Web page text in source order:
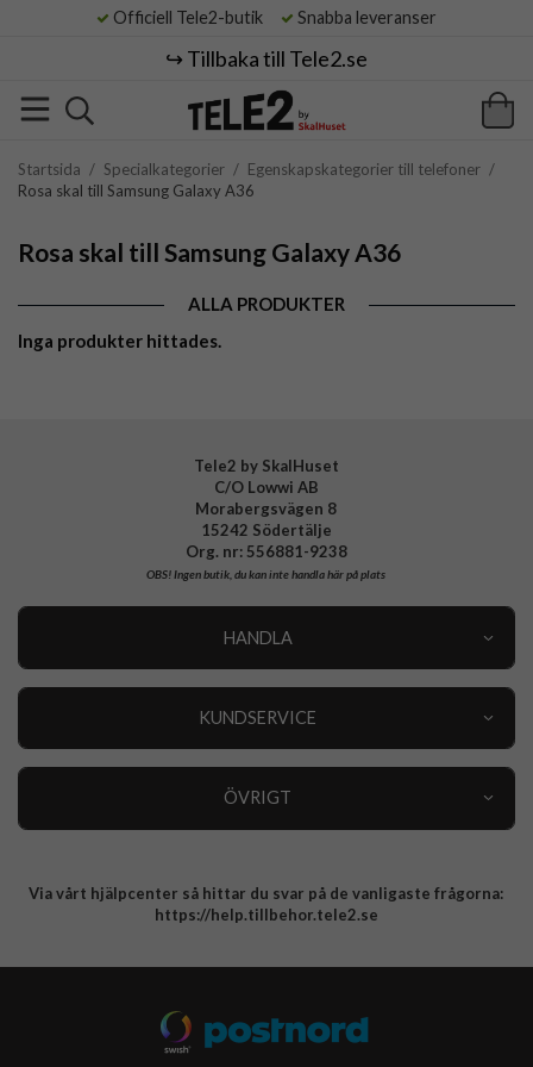
Officiell Tele2-butik Snabba leveranser
↪️ Tillbaka till Tele2.se
Startsida / Specialkategorier / Egenskapskategorier till telefoner /
Rosa skal till Samsung Galaxy A36
Rosa skal till Samsung Galaxy A36
ALLA PRODUKTER
Inga produkter hittades.
Tele2 by SkalHuset
C/O Lowwi AB
Morabergsvägen 8
15242 Södertälje
Org. nr: 556881-9238
OBS!Ingen butik, du kan inte handla här på plats
HANDLA
KUNDSERVICE
ÖVRIGT
Integritetspolicy
Via vårt hjälpcenter så hittar du svar på de vanligaste frågorna:
https://help.tillbehor.tele2.se